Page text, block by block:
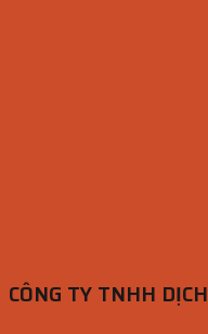
CÔNG TY TNHH